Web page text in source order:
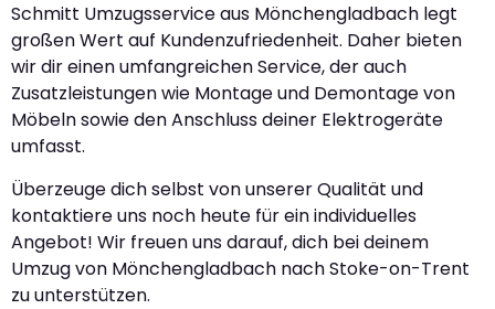
Schmitt Umzugsservice aus Mönchengladbach legt
großen Wert auf Kundenzufriedenheit. Daher bieten
wir dir einen umfangreichen Service, der auch
Zusatzleistungen wie Montage und Demontage von
Möbeln sowie den Anschluss deiner Elektrogeräte
umfasst.
Überzeuge dich selbst von unserer Qualität und
kontaktiere uns noch heute für ein individuelles
Angebot! Wir freuen uns darauf, dich bei deinem
Umzug von Mönchengladbach nach Stoke-on-Trent
zu unterstützen.